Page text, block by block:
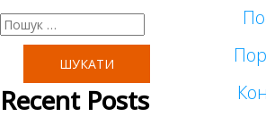
Пошук:
Recent Posts